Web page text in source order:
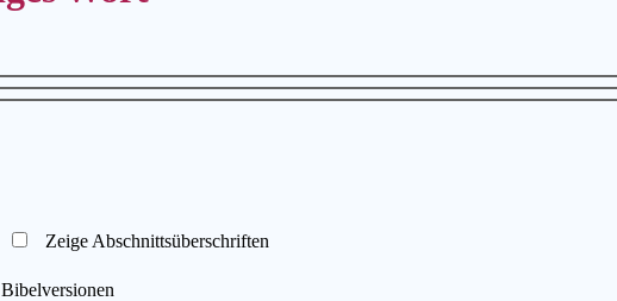
Zeige Abschnittsüberschriften